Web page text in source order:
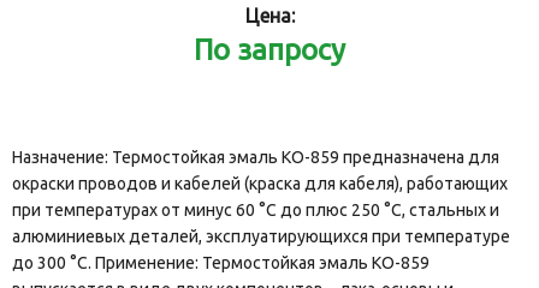
Цена:
По запросу
Назначение: Термостойкая эмаль КО-859 предназначена для
окраски проводов и кабелей (краска для кабеля), работающих
при температурах от минус 60 °С до плюс 250 °С, стальных и
алюминиевых деталей, эксплуатирующихся при температуре
до 300 °С. Применение: Термостойкая эмаль КО-859